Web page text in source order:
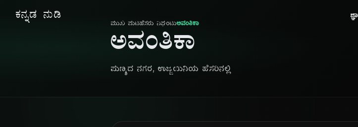
ಕನ್ನಡ ನುಡಿ
ಮುಖ ಪುಟಹೆಸರು ನಿಘಂಟುಅವಂತಿಕಾ
ಅವಂತಿಕಾ
ಪುಣ್ಯದ ನಗರ, ಉಜ್ಜಯಿನಿಯ ಹೆಸರಿನಲ್ಲಿ